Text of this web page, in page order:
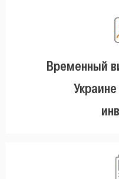
Временный